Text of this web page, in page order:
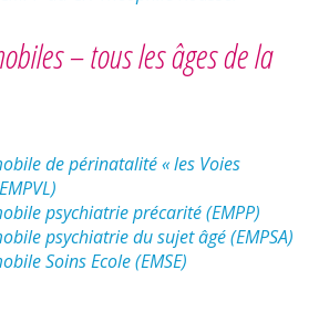
– tous les âges de la
de périnatalité « les Voies
psychiatrie précarité (EMPP)
psychiatrie du sujet âgé (EMPSA)
Soins Ecole (EMSE)